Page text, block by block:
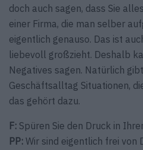
doch auch sagen, dass Sie
einer Firma, die man selber
eigentlich genauso. Das ist
liebevoll großzieht. Deshalb
Negatives sagen. Natürlich
Geschäftsalltag Situationen,
das gehört dazu.
F: Spüren Sie den Druck in
PP: Wir sind eigentlich frei von